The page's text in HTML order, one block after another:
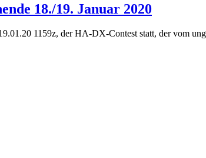
18./19. Januar 2020
1159z, der HA-DX-Contest statt, der vom